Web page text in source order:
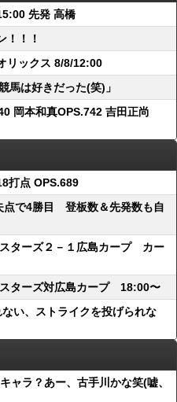
先発 高橋
！！！
リックス 8/8/12:00
馬は好きだった(笑)」
岡本和真OPS.742 吉田正尚
打点 OPS.689
点で4勝目 登板数＆先発数も自
ターズ２－１広島カープ カー
ターズ対広島カープ 18:00〜
い、ストライクを投げられな
ャラ？あー、古手川かな笑(嘘、